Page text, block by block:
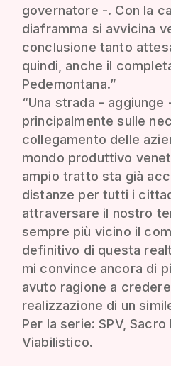
governatore -. Con la
diaframma si avvicina
conclusione tanto
quindi, anche il
Pedemontana.”
“Una strada - aggiunge
principalmente sulle
collegamento delle
mondo produttivo
ampio tratto sta già
distanze per tutti i
attraversare il nostro
sempre più vicino il
definitivo di questa
mi convince ancora di
avuto ragione a
realizzazione di un
Per la serie: SPV,
Viabilistico.